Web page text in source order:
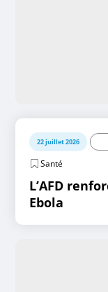
22 juillet 2026
Santé
L’AFD
Ebola